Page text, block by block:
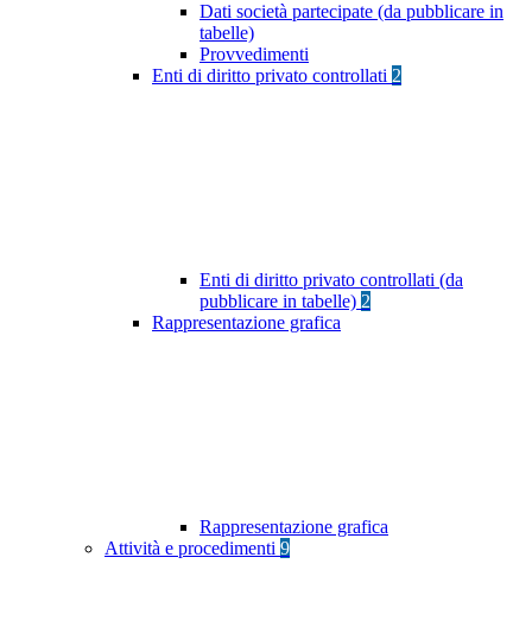
Dati società partecipate (da pubblicare in
tabelle)
Provvedimenti
Enti di diritto privato controllati 2
Enti di diritto privato controllati (da
pubblicare in tabelle) 2
Rappresentazione grafica
Rappresentazione grafica
Attività e procedimenti 9